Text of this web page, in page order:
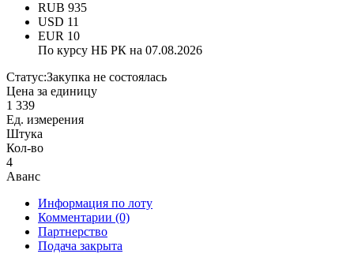
RUB 935
USD 11
EUR 10
По курсу НБ РК на 07.08.2026
Статус:Закупка не состоялась
Цена за единицу
1 339
Ед. измерения
Штука
Кол-во
4
Аванс
Информация по лоту
Комментарии (0)
Партнерство
Подача закрыта